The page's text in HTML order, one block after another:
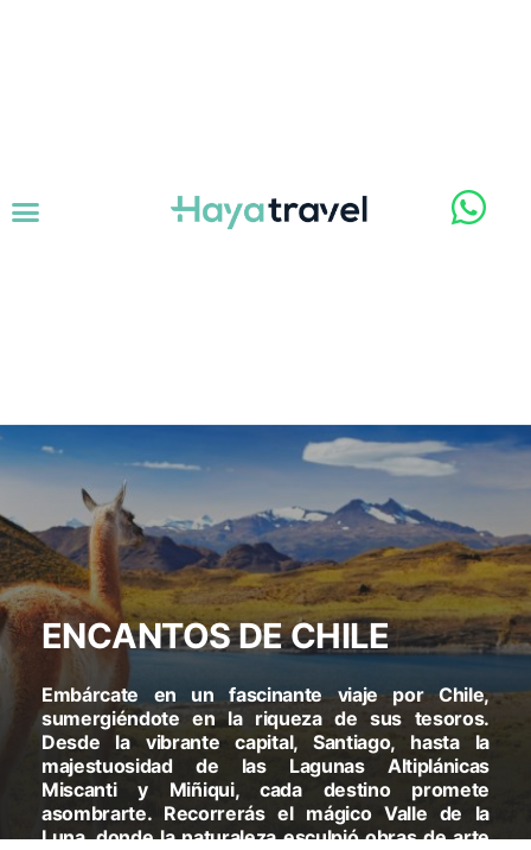
ENCANTOS DE CHILE
Embárcate en un fascinante viaje por Chile,
sumergiéndote en la riqueza de sus tesoros.
Desde la vibrante capital, Santiago, hasta la
majestuosidad de las Lagunas Altiplánicas
Miscanti y Miñiqui, cada destino promete
asombrarte. Recorrerás el mágico Valle de la
Luna, donde la naturaleza esculpió obras de arte